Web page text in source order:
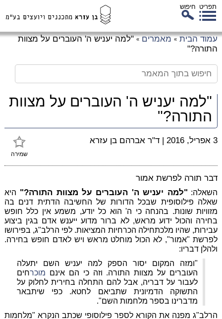
תפריט חיפוש
עמוד הבית » מאמרים » "למה יעניש ה' העוברים על מצוות
התורה?"
"למה יעניש ה' העוברים על מצוות
התורה?"
שמירה
3 אפריל, 2016 | ד"ר אברהם בן עזרא
דבר תורה לפרשת אמור
השאלה: "למה יעניש ה' העוברים על מצוות התורה?" היא
שאלה פילוסופית שבכל הדורות של החשיבה הדתית דנים בה
מזוויות שונות. בהנחה כי ה' הוא כל יודע, משמע אין כלל חופש
בחירה והכול ידוע מראש, לא ברור מדוע ייענש אדם בגין ביצוע
עבירות, שהיו מלכתחילה הכרחיות המציאות. לפי הרלב"ג, בפירושו
לפרשת "אמור", לא הכול מוחלט מראש ויש לאדם חופש בחירה.
ולהלן דבריו:
"ומזה המקום יסור הספק למה יעניש השם יתעלה
העוברים על מצוות התורה. וזה כי הם אינם מוכרחים
לעבור על דבריה, אבל להם התחלה בחירית לחלוק על
התשוקה הדמיונית שתביאם לחטא. כפי שיתבאר
מדברינו בספר מלחמות השם".
הרלב"ג מפנה את הקורא לספר פילוסופי שכתב הנקרא "מלחמות